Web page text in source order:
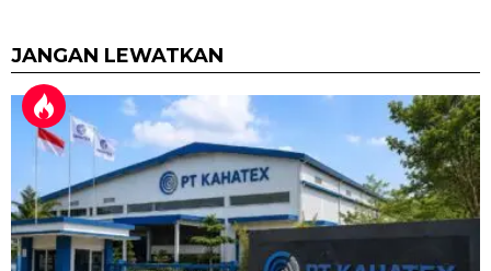
JANGAN LEWATKAN